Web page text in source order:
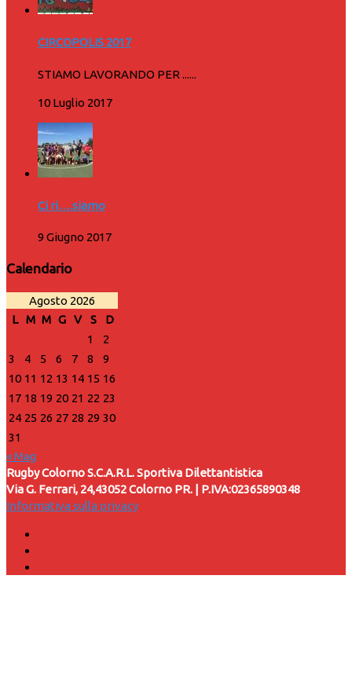
CIRCOPOLIS 2017
STIAMO LAVORANDO PER ......
10 Luglio 2017
Ci ri….siamo
9 Giugno 2017
Calendario
Agosto 2026
L M M G V S
D
1
2
3
4 5 6 7 8
9
10 11 12 13 14 15 16
17 18 19 20 21 22 23
24 25 26 27 28 29 30
31
« Mag
Rugby Colorno S.C.A.R.L. Sportiva Dilettantistica
Via G. Ferrari, 24,43052 Colorno PR. | P.IVA:02365890348
Informativa sulla privacy